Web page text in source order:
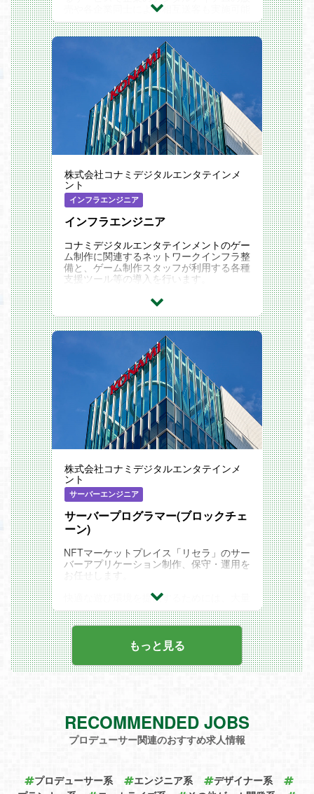
売や各企業同士による相互送客も実施可能
です。
【公式情報】
https://www.konami.com/games/resella/
そのサイトにおけるUI/UXデザインを中心
に運営に至るまでをお任せいたします。
株式会社コナミデジタルエンタテインメ
ント
インフラエンジニア
インフラエンジニア
コナミデジタルエンタテインメントのゲー
ム制作に関連するネットワークインフラ整
備と、ゲーム制作スタッフが利用する各種
支援ツール等の導入を行います。
制作部門や業務部門とコミュニケーション
を取りながら対応内容を固め、ツール選定
や機材選定などの構成設計からクラウドま
たはオンプレミス環境へのツール・サービ
スの構築、社内へ導入展開し運用管理する
ところまでを対応します。
システムインフラの構築運用だけでなく、
より先進的なゲーム制作環境をゲーム制作
スタッフとともに作り上げていく仕事で
ゲーム開発特有の大容量アセットを高速に
取り扱う先進的な制作環境の構築事例に携
わることができます。
＜具体的な業務内容＞
次世代制作環境整備
ゲーム制作に使用する開発環境やクラウド
サービスをゲーム制作スタッフと話し合い
ながら導入推進していく業務です。先進的
なツールやサービスを評価選定、環境構築
しゲーム制作現場へ提供していきます。
・制作スタッフとの要件ヒアリング
・VDIやCASB、CICD等の業務・制作支援
・運用ポリシーの作成、運用制約設定の実
・システム導入に関する支援、初期環境準
備
オフィスネットワーク環境整備/運用
オフィス内及び拠点間ネットワーク環境を
整備/運用していく業務です。2020年より
動を行います。
・運用ポリシーの作成、運用制約設定の実
証検証
・窓口対応、インフラリソース・権限管理
株式会社コナミデジタルエンタテインメ
ント
サーバーエンジニア
サーバープログラマー(ブロックチェ
ーン)
NFTマーケットプレイス「リセラ」のサー
バーアプリケーション制作、保守・運用を
お任せします。
快適な遊び環境を提供するためには、大量
のアクセスを効率よくさばく技術力が重要
です。
業界経験がないプログラマーも、熱意・ア
イディアで活躍の可能性があるポジション
です。
＜業務内容＞
次にどういう行動・画面を表示させる
かのアクション、遷移設計
・ノウハウの社内共有
★ブロックチェーン技術を基盤としたweb
もっと見る
RECOMMENDED JOBS
プロデューサー関連のおすすめ求人情報
プロデューサー系 エンジニア系
デザイナー系